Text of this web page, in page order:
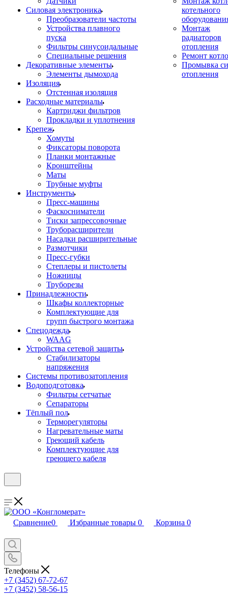
Силовая электроника
Преобразователи частоты
Устройства плавного
пуска
Фильтры синусоидальные
Специальные решения
Декоративные элементы
Элементы дымохода
Изоляция
Отстенная изоляция
Расходные материалы
Картриджи фильтров
Прокладки и уплотнения
Крепеж
Хомуты
Фиксаторы поворота
Планки монтажные
Кронштейны
Маты
Трубные муфты
Инструменты
Пресс-машины
Фаскосниматели
Тиски запрессовочные
Труборасширители
Насадки расширительные
Размотчики
Пресс-губки
Степлеры и пистолеты
Ножницы
Труборезы
Принадлежности
Шкафы коллекторные
Комплектующие для
групп быстрого монтажа
Спецодежда
WAAG
Устройства сетевой защиты
Стабилизаторы
напряжения
Системы противозатопления
Водоподготовка
Фильтры сетчатые
Сепараторы
Тёплый пол
Терморегуляторы
Нагревательные маты
Греющий кабель
Комплектующие для
греющего кабеля
котельного
Монтаж
радиаторов
отопления
Ремонт
Промывка
отопления
Сравнение0 Избранные товары 0 Корзина 0
Телефоны
+7 (3452) 67-72-67
+7 (3452) 58-56-15